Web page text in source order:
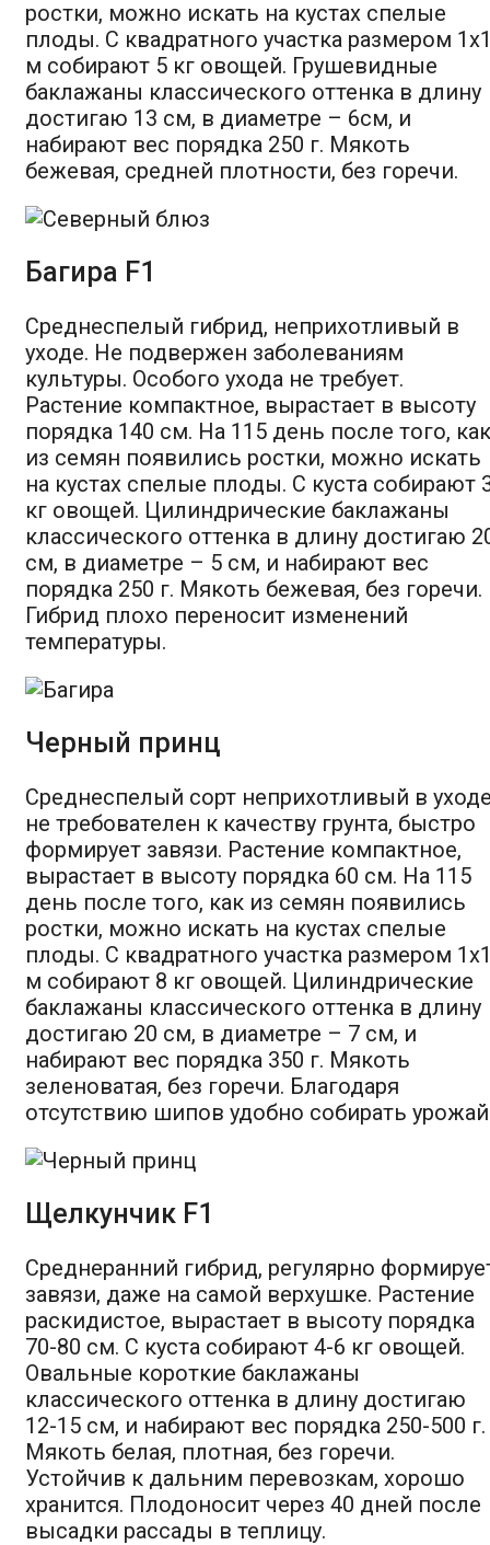
ростки, можно искать на кустах спелые
плоды. С квадратного участка размером
м собирают 5 кг овощей. Грушевидные
баклажаны классического оттенка в длину
достигаю 13 см, в диаметре – 6см, и
набирают вес порядка 250 г. Мякоть
бежевая, средней плотности, без горечи.
Багира F1
Среднеспелый гибрид, неприхотливый в
уходе. Не подвержен заболеваниям
культуры. Особого ухода не требует.
Растение компактное, вырастает в высоту
порядка 140 см. На 115 день после того, как
из семян появились ростки, можно искать
на кустах спелые плоды. С куста собирают
кг овощей. Цилиндрические баклажаны
классического оттенка в длину достигаю
см, в диаметре – 5 см, и набирают вес
порядка 250 г. Мякоть бежевая, без горечи.
Гибрид плохо переносит изменений
температуры.
Черный принц
Среднеспелый сорт неприхотливый в
не требователен к качеству грунта, быстро
формирует завязи. Растение компактное,
вырастает в высоту порядка 60 см. На 115
день после того, как из семян появились
ростки, можно искать на кустах спелые
плоды. С квадратного участка размером
м собирают 8 кг овощей. Цилиндрические
баклажаны классического оттенка в длину
достигаю 20 см, в диаметре – 7 см, и
набирают вес порядка 350 г. Мякоть
зеленоватая, без горечи. Благодаря
отсутствию шипов удобно собирать
Щелкунчик F1
Среднеранний гибрид, регулярно
завязи, даже на самой верхушке. Растение
раскидистое, вырастает в высоту порядка
70-80 см. С куста собирают 4-6 кг овощей.
Овальные короткие баклажаны
классического оттенка в длину достигаю
12-15 см, и набирают вес порядка 250-500 г.
Мякоть белая, плотная, без горечи.
Устойчив к дальним перевозкам, хорошо
хранится. Плодоносит через 40 дней после
высадки рассады в теплицу.